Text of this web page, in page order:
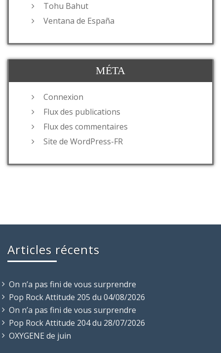
Tohu Bahut
Ventana de España
MÉTA
Connexion
Flux des publications
Flux des commentaires
Site de WordPress-FR
Articles récents
On n’a pas fini de vous surprendre
Pop Rock Attitude 205 du 04/08/2026
On n’a pas fini de vous surprendre
Pop Rock Attitude 204 du 28/07/2026
OXYGENE de juin